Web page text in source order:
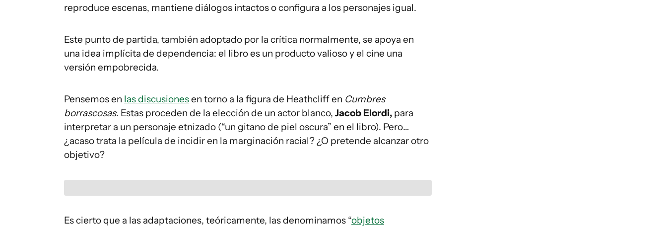
reproduce escenas, mantiene diálogos intactos o configura a los personajes igual.
Este punto de partida, también adoptado por la crítica normalmente, se apoya en
una idea implícita de dependencia: el libro es un producto valioso y el cine una
versión empobrecida.
Pensemos en las discusionesen torno a la figura de Heathcliff en Cumbres
borrascosas. Estas proceden de la elección de un actor blanco, Jacob Elordi, para
interpretar a un personaje etnizado (“un gitano de piel oscura” en el libro). Pero…
¿acaso trata la película de incidir en la marginación racial? ¿O pretende alcanzar otro
objetivo?
Es cierto que a las adaptaciones, teóricamente, las denominamos “objetos